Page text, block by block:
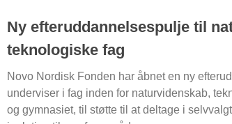
Ny efteruddannelsespulje til
teknologiske fag
Novo Nordisk Fonden har åbnet en ny
underviser i fag inden for naturvidenskab,
og gymnasiet, til støtte til at deltage i